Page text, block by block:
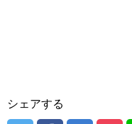
シェアする